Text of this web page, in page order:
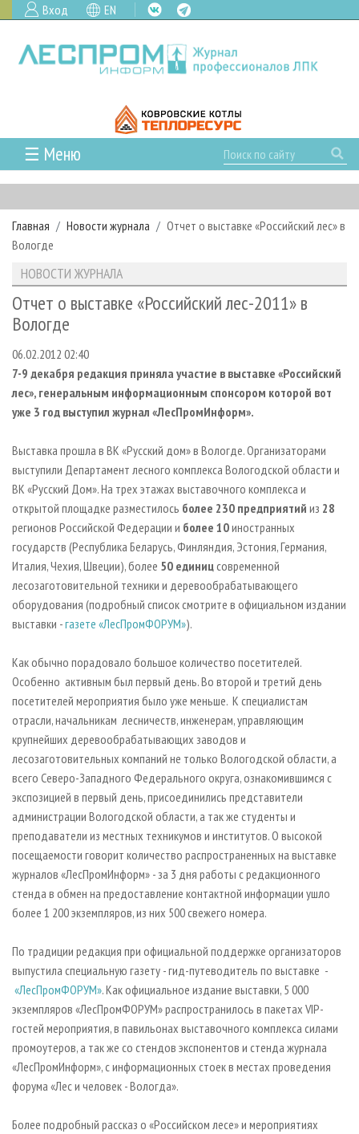
Вход EN
☰ Меню
ГЛАВНАЯ
РУБРИКИ И ТЕМЫ
РУБРИКИ ЖУРНАЛА
ЛЕСОЗАГОТОВКА
ЛЕСОПИЛЕНИЕ
СУШКА ДРЕВЕСИНЫ
ПРОИЗВОДСТВО ДРЕВЕСНЫХ ПЛИТ
ДЕРЕВЯННОЕ ДОМОСТРОЕНИЕ
ПРОИЗВОДСТВО МЕБЕЛИ
БИОЭНЕРГЕТИКА
ЦБП
ИНСТРУМЕНТ И МАТЕРИАЛЫ
НОВОСТИ
НОВОСТИ ЛПК
НОВОСТИ ЖУРНАЛА
ПРОЕКТЫ ЛПИ
АНАЛИТИКА
ПРЕДПРИЯТИЯ ЛПК
ПЕРСОНЫ
МОБИЛЬНЫЕ ВЫСТАВКИ
ОФИЦИАЛЬНЫЕ ДЕЛЕГАЦИИ
ПРИОРИТЕТНЫЕ ИНВЕСТПРОЕКТЫ
RUSSIAN FORESTRY REVIEW
ГАЗЕТА ЛЕСПРОМФОРУМ
БИБЛИОТЕКА СПЕЦИАЛИСТА
АРХИВ ЖУРНАЛОВ
О ЖУРНАЛЕ
ПОДПИСКА
КОНТАКТЫ
РЕКЛАМОДАТЕЛЯМ
РЕКЛАМА
РЕКЛАМА НА САЙТЕ
Главная Новости журнала
Отчет о выставке «Российский лес» в
Вологде
НОВОСТИ ЖУРНАЛА
Отчет о выставке «Российский лес-2011» в
Вологде
06.02.2012 02:40
7-9 декабря редакция приняла участие в выставке «Российский
лес», генеральным информационным спонсором которой вот
уже 3 год выступил журнал «ЛесПромИнформ».
Выставка прошла в ВК «Русский дом» в Вологде. Организаторами
выступили Департамент лесного комплекса Вологодской области и
ВК «Русский Дом». На трех этажах выставочного комплекса и
открытой площадке разместилось более 230 предприятий из 28
регионов Российской Федерации и более 10иностранных
государств (Республика Беларусь, Финляндия, Эстония, Германия,
Италия, Чехия, Швеции), более 50 единиц современной
лесозаготовительной техники и деревообрабатывающего
оборудования (подробный список смотрите в официальном издании
выставки -газете «ЛесПромФОРУМ»).
Как обычно порадовало большое количество посетителей.
Особенно активным был первый день. Во второй и третий день
посетителей мероприятия было уже меньше. К специалистам
отрасли, начальникам лесничеств, инженерам, управляющим
крупнейших деревообрабатывающих заводов и
лесозаготовительных компаний не только Вологодской области, а
всего Северо-Западного Федерального округа, ознакомившимся с
экспозицией в первый день, присоединились представители
администрации Вологодской области, а так же студенты и
преподаватели из местных техникумов и институтов. О высокой
посещаемости говорит количество распространенных на выставке
журналов «ЛесПромИнформ» - за 3 дня работы с редакционного
стенда в обмен на предоставление контактной информации ушло
более 1 200 экземпляров, из них 500 свежего номера.
По традиции редакция при официальной поддержке организаторов
выпустила специальную газету - гид-путеводитель по выставке -
«ЛесПромФОРУМ». Как официальное издание выставки, 5 000
экземпляров «ЛесПромФОРУМ» распространилось в пакетах VIP-
гостей мероприятия, в павильонах выставочного комплекса силами
промоутеров, а так же со стендов экспонентов и стенда журнала
«ЛесПромИнформ», с информационных стоек в местах проведения
форума «Лес и человек - Вологда».
Более подробный рассказ о «Российском лесе» и мероприятиях